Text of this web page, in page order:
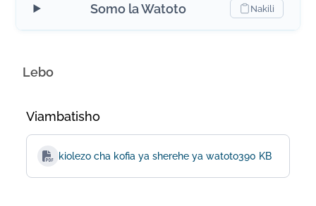
Somo la Watoto Nakili
Lebo
Viambatisho
kiolezo cha kofia ya sherehe ya watoto390 KB